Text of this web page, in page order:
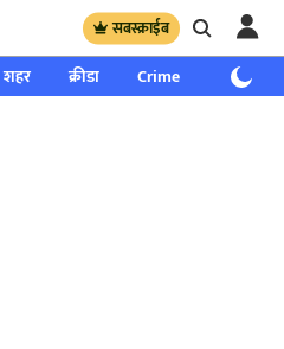
सबस्क्राईब
शहर क्रीडा Crime साप्ताहिक